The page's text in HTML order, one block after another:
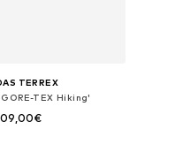
TERREX
TEX Hiking'